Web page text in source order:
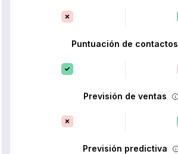
Puntuación de contactos
Previsión de ventas
Previsión predictiva